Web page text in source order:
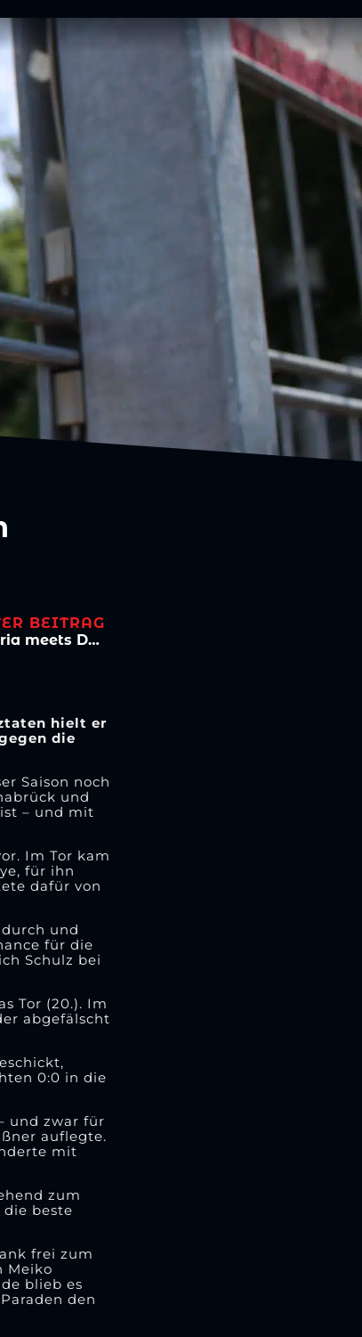
BEITRAG
Hempel & Wilhelm an den Pfeilen – Viktoria meets Darts
hielt er
die
Saison noch
und
– und mit
Im Tor kam
für ihn
dafür von
und
für die
Schulz bei
Tor (20.). Im
abgefälscht
0:0 in die
und zwar für
auflegte.
mit
zum
beste
frei zum
Meiko
blieb es
den